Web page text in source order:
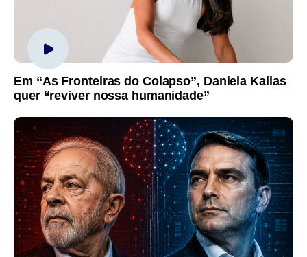
Em “As Fronteiras do Colapso”, Daniela Kallas
quer “reviver nossa humanidade”